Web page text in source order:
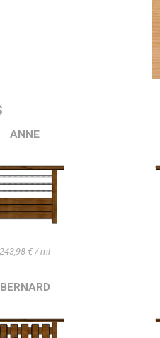
ANNE
243,98 € / ml
BERNARD